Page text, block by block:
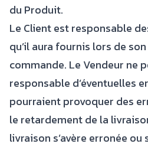
du Produit.
Le Client est responsable
qu’il aura fournis lors de
commande. Le Vendeur ne
responsable d’éventuelles
pourraient provoquer des
le retardement de la
livraison s’avère erronée